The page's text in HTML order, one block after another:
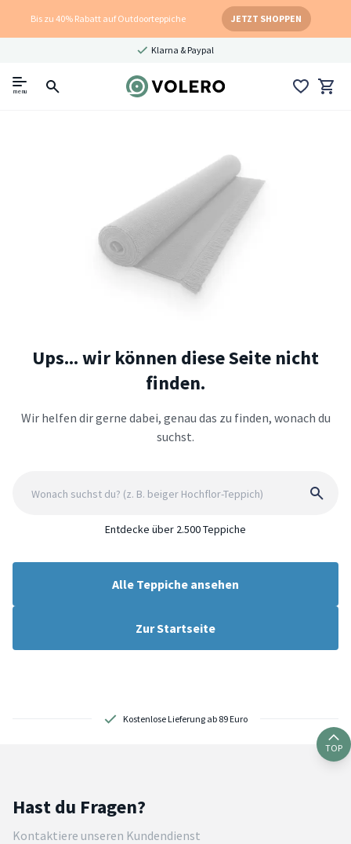
Bis zu 40% Rabatt auf Outdoorteppiche JETZT SHOPPEN
Klarna & Paypal
menu
Ups... wir können diese Seite nicht
finden.
Wir helfen dir gerne dabei, genau das zu finden, wonach du
suchst.
Entdecke über 2.500 Teppiche
Alle Teppiche ansehen
Zur Startseite
Kostenlose Lieferung ab 89 Euro
TOP
Hast du Fragen?
Kontaktiere unseren Kundendienst